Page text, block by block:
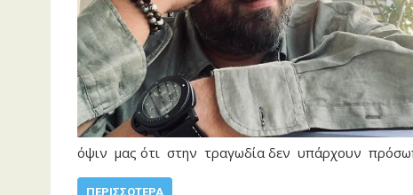
όψιν μας ότι στην τραγωδία δεν υπάρχουν
ΠΕΡΙΣΣΌΤΕΡΑ